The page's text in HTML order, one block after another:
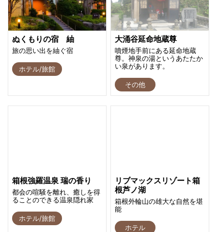
ぬくもりの宿 紬
旅の思い出を紬ぐ宿
ホテル/旅館
大涌谷延命地蔵尊
噴煙地手前にある延命地蔵
尊。神泉の湯というあたたか
い泉があります。
その他
箱根強羅温泉 瑞の香り
都会の喧騒を離れ、癒しを得
ることのできる温泉隠れ家
ホテル/旅館
リブマックスリゾート箱
根芦ノ湖
箱根外輪山の雄大な自然を堪
能
ホテル